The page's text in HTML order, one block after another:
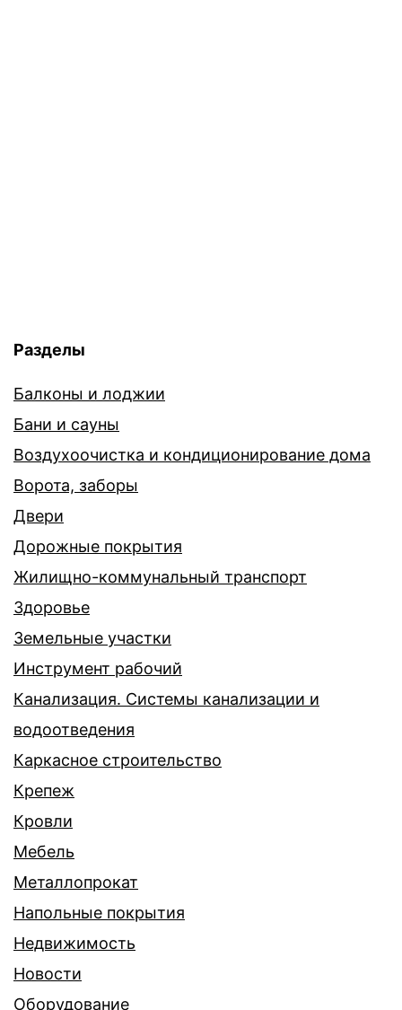
Разделы
Балконы и лоджии
Бани и сауны
Воздухоочистка и кондиционирование дома
Ворота, заборы
Двери
Дорожные покрытия
Жилищно-коммунальный транспорт
Здоровье
Земельные участки
Инструмент рабочий
Канализация. Системы канализации и
водоотведения
Каркасное строительство
Крепеж
Кровли
Мебель
Металлопрокат
Напольные покрытия
Недвижимость
Новости
Оборудование